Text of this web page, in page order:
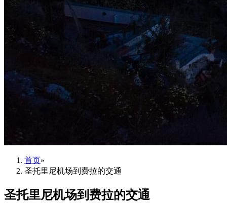
首页»
圣托里尼机场到费拉的交通
圣托里尼机场到费拉的交通